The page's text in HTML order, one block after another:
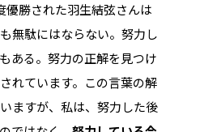
優勝された羽生結弦さんは
無駄にはならない。努力し
ある。努力の正解を見つけ
れています。この言葉の解
ますが、私は、努力した後